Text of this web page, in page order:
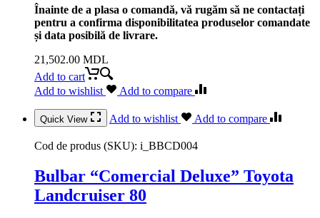
Înainte de a plasa o comandă, vă rugăm să ne contactați
pentru a confirma disponibilitatea produselor comandate
și data posibilă de livrare.
21,502.00 MDL
Add to cart
Add to wishlist
Add to compare
Quick View Add to wishlist Add to compare
Cod de produs (SKU): i_BBCD004
Bulbar “Comercial Deluxe” Toyota
Landcruiser 80